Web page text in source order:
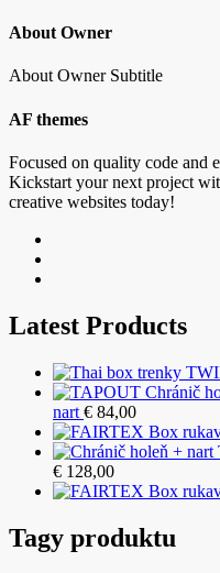
About Owner
About Owner Subtitle
AF themes
Focused on quality code and
Kickstart your next project
creative websites today!
Latest Products
nart € 84,00
€ 128,00
Tagy produktu